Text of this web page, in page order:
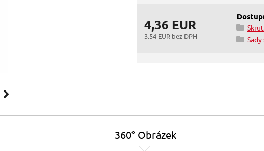
4,36 EUR
3.54 EUR bez DPH
360° Obrázek